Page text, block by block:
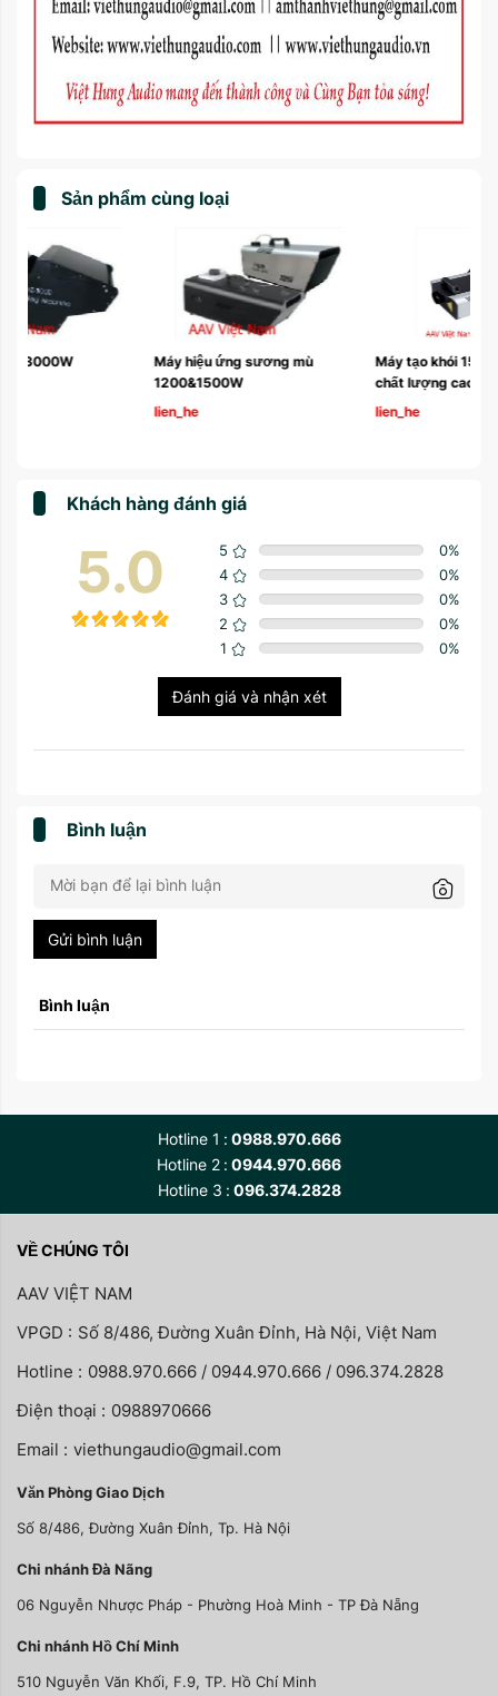
Sản phẩm cùng loại
Máy hiệu ứng sương mù
Máy tạo khói 1500W chính hãng,
Khách hàng đánh giá
5.0 5 0%
4
0%
3
0%
2
0%
1
0%
Đánh giá và nhận xét
Bình luận
Gửi bình luận
Bình luận
Hotline 1
0988.970.666
Hotline 2 0944.970.666
Hotline 3
096.374.2828
VỀ CHÚNG TÔI
AAV VIỆT NAM
VPGD : Số 8/486, Đường Xuân Đỉnh, Hà Nội, Việt Nam
Hotline : 0988.970.666 / 0944.970.666 / 096.374.2828
Điện thoại : 0988970666
Email : viethungaudio@gmail.com
Văn Phòng Giao Dịch
Số 8/486, Đường Xuân Đỉnh, Tp. Hà Nội
Chi nhánh Đà Nãng
06 Nguyễn Nhược Pháp - Phường Hoà Minh - TP Đà Nẵng
Chi nhánh Hồ Chí Minh
510 Nguyễn Văn Khối, F.9, TP. Hồ Chí Minh